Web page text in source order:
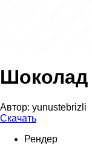
Автор: yunustebrizli
Скачать
Рендер